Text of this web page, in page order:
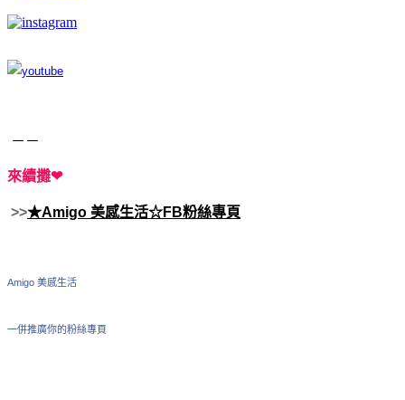
－－
來續攤❤
>>★Amigo 美感生活☆FB粉絲專頁
Amigo 美感生活
一併推廣你的粉絲專頁